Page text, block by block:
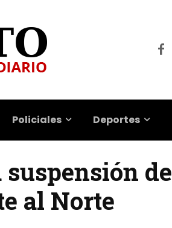
Policiales Deportes
de
al Norte